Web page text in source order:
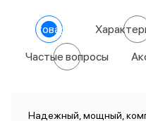
О товаре
Частые вопросы
Надежный, мощный,